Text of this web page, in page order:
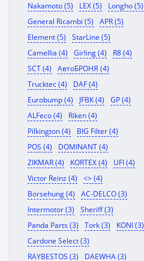
Nakamoto (5)
LEX (5)
Longho (5)
General Ricambi (5)
APR (5)
Element (5)
StarLine (5)
Camellia (4)
Girling (4)
R8 (4)
SCT (4)
АвтоБРОНЯ (4)
Trucktec (4)
DAF (4)
Eurobump (4)
JFBK (4)
GP (4)
ALFeco (4)
Riken (4)
Pilkington (4)
BIG Filter (4)
POS (4)
DOMINANT (4)
ZIKMAR (4)
KORTEX (4)
UFI (4)
Victor Reinz (4)
<> (4)
Borsehung (4)
AC-DELCO (3)
Intermotor (3)
Sheriff (3)
Panda Parts (3)
Tork (3)
KONI (3)
Cardone Select (3)
RAYBESTOS (3)
DAEWHA (3)